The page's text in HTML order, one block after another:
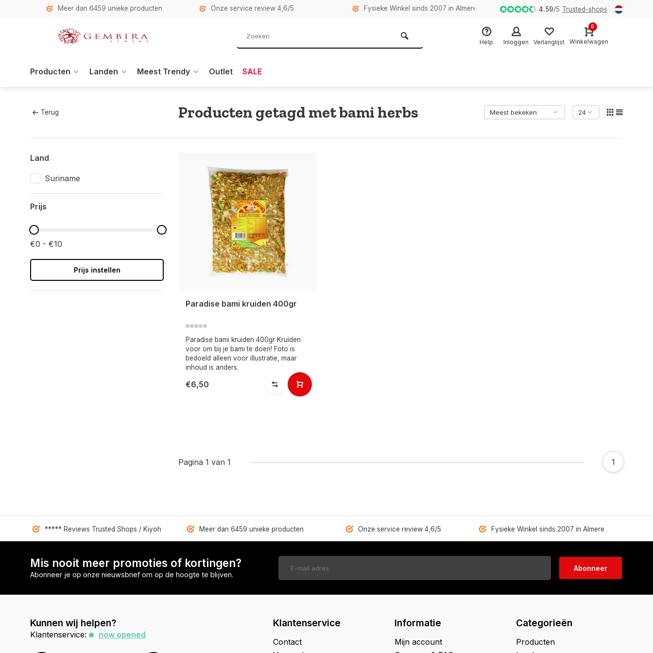
Meer dan 6459 unieke producten Onze service review 4,6/5 Fysieke Winkel sinds 2007 in Almere 4.59/5 Trusted-shops
Help Inloggen Verlanglijst
0
Winkelwagen
Producten Landen Meest Trendy Outlet SALE
Terug Producten getagd met bami herbs
Land
Suriname
Prijs
€0 - €10
Prijs instellen
Paradise bami kruiden 400gr
Paradise bami kruiden 400gr Kruiden
voor om bij je bami te doen! Foto is
bedoeld alleen voor illustratie, maar
inhoud is anders.
€6,50
Pagina 1 van 1 1
***** Reviews Trusted Shops / Kiyoh Meer dan 6459 unieke producten Onze service review 4,6/5 Fysieke Winkel sinds 2007 in Almere
Mis nooit meer promoties of kortingen?
Abonneer je op onze nieuwsbrief om op de hoogte te blijven.
Abonneer
Kunnen wij helpen?
Klantenservice: now opened
Klantenservice
Contact
Informatie
Mijn account
Categorieën
Producten